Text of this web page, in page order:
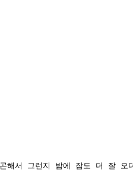
해서 그런지 밤에 잠도 더 잘 오